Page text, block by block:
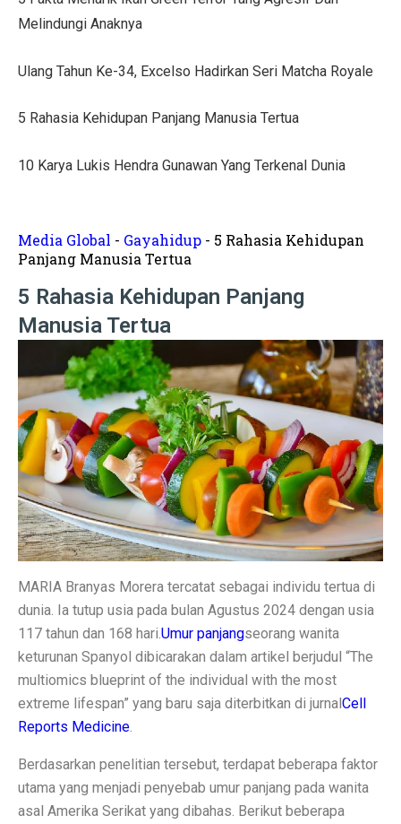
Tips Menata Hiasan Dinding untuk Ruang Tamu Estetis
Harga Kusen UPVC vs Aluminium, Ketahui
Tanda-Tanda Kanker Payudara yang Sering Diabaikan
Tren Rumah Scandinavian: Ciri Khas dan Aturan Desain
Anti Ribet, Gaya Hias Dinding Modern dari Stik Es
Idaman! 10 Desain Wajib untuk Rumah Sempit
5 Cara Menyemprot Dinding Basah agar Rapi dan Awet!
Mewah dan Megah, 10 Rumah Terbesar di Dunia!
Inspirasi Warna Cat Pagar yang Elegan dan Pasti Sukses
Tips Pemasangan Plafon PVC Rangka Hollow Modern
8 Ciri Rumah Tropis Sederhana: Hunian Asri, Sejuk,
Keunggulan dan Kekurangan Plafon PVC yang Harus
Literasi AI Jadi Dasar Penting bagi Talent Digital
Studi: Risiko Penyakit Jantung Terkait Hampir Semua
5 Ciri Interior Rumah Scandinavian yang Sederhana
Tugas dan Wewenang OJK, Regulator dari Krisis
5 Fakta Menarik Ikan Green Terror yang Agresif dan
5 Rekomendasi Film Park Chan Wook yang Harus
Ulang Tahun ke-34, Excelso Hadirkan Seri Matcha
Terapi Ginjal dengan Teknologi Cuci Darah Terbaru
Melindungi Anaknya
Ulang Tahun Ke-34, Excelso Hadirkan Seri Matcha Royale
5 Rahasia Kehidupan Panjang Manusia Tertua
10 Karya Lukis Hendra Gunawan Yang Terkenal Dunia
Media Global - Gayahidup - 5 Rahasia Kehidupan
Panjang Manusia Tertua
5 Rahasia Kehidupan Panjang
Manusia Tertua
MARIA Branyas Morera tercatat sebagai individu tertua di
dunia. Ia tutup usia pada bulan Agustus 2024 dengan usia
117 tahun dan 168 hari.Umur panjangseorang wanita
keturunan Spanyol dibicarakan dalam artikel berjudul “The
multiomics blueprint of the individual with the most
extreme lifespan” yang baru saja diterbitkan di jurnalCell
Reports Medicine.
Berdasarkan penelitian tersebut, terdapat beberapa faktor
utama yang menjadi penyebab umur panjang pada wanita
asal Amerika Serikat yang dibahas. Berikut beberapa